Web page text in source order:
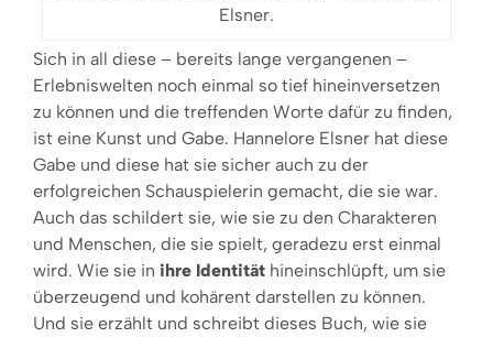
Elsner.
Sich in all diese – bereits lange vergangenen –
Erlebniswelten noch einmal so tief hineinversetzen
zu können und die treffenden Worte dafür zu finden,
ist eine Kunst und Gabe. Hannelore Elsner hat diese
Gabe und diese hat sie sicher auch zu der
erfolgreichen Schauspielerin gemacht, die sie war.
Auch das schildert sie, wie sie zu den Charakteren
und Menschen, die sie spielt, geradezu erst einmal
wird. Wie sie in ihre Identität hineinschlüpft, um sie
überzeugend und kohärent darstellen zu können.
Und sie erzählt und schreibt dieses Buch, wie sie